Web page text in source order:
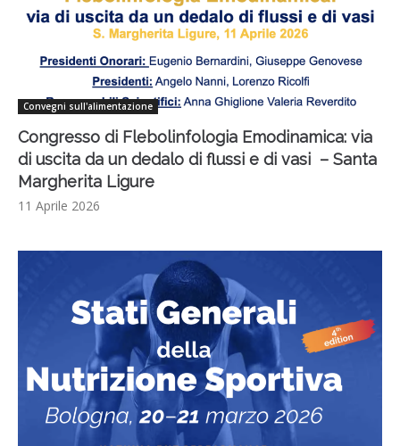
Convegni sull'alimentazione
Congresso di Flebolinfologia Emodinamica: via
di uscita da un dedalo di flussi e di vasi – Santa
Margherita Ligure
11 Aprile 2026